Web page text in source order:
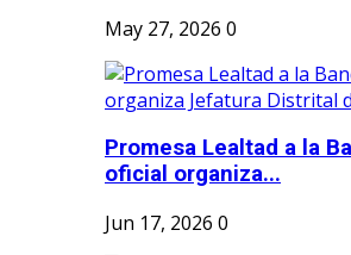
May 27, 2026 0
Promesa Lealtad a la
oficial organiza...
Jun 17, 2026 0